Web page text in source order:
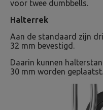
voor twee dumbbells.
Halterrek
Aan de standaard zijn
32 mm bevestigd.
Daarin kunnen
30 mm worden geplaatst.